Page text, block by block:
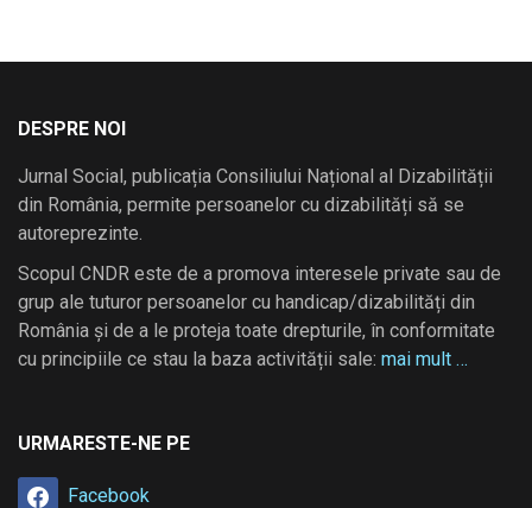
DESPRE NOI
Jurnal Social, publicația Consiliului Național al Dizabilității
din România, permite persoanelor cu dizabilități să se
autoreprezinte.
Scopul CNDR este de a promova interesele private sau de
grup ale tuturor persoanelor cu handicap/dizabilități din
România și de a le proteja toate drepturile, în conformitate
cu principiile ce stau la baza activității sale: mai mult …
URMARESTE-NE PE
Facebook